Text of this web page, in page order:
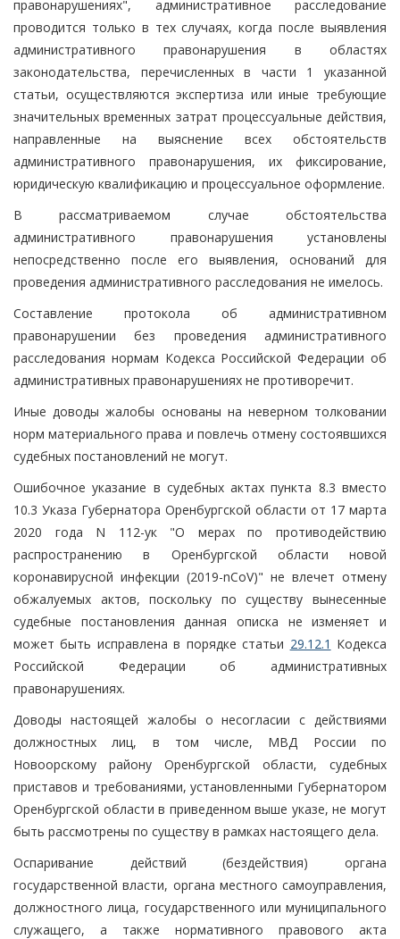
правонарушениях", административное расследование
проводится только в тех случаях, когда после выявления
административного правонарушения в областях
законодательства, перечисленных в части 1 указанной
статьи, осуществляются экспертиза или иные требующие
значительных временных затрат процессуальные действия,
направленные на выяснение всех обстоятельств
административного правонарушения, их фиксирование,
юридическую квалификацию и процессуальное оформление.
В рассматриваемом случае обстоятельства
административного правонарушения установлены
непосредственно после его выявления, оснований для
проведения административного расследования не имелось.
Составление протокола об административном
правонарушении без проведения административного
расследования нормам Кодекса Российской Федерации об
административных правонарушениях не противоречит.
Иные доводы жалобы основаны на неверном толковании
норм материального права и повлечь отмену состоявшихся
судебных постановлений не могут.
Ошибочное указание в судебных актах пункта 8.3 вместо
10.3 Указа Губернатора Оренбургской области от 17 марта
2020 года N 112-ук "О мерах по противодействию
распространению в Оренбургской области новой
коронавирусной инфекции (2019-nCoV)" не влечет отмену
обжалуемых актов, поскольку по существу вынесенные
судебные постановления данная описка не изменяет и
может быть исправлена в порядке статьи 29.12.1 Кодекса
Российской Федерации об административных
правонарушениях.
Доводы настоящей жалобы о несогласии с действиями
должностных лиц, в том числе, МВД России по
Новоорскому району Оренбургской области, судебных
приставов и требованиями, установленными Губернатором
Оренбургской области в приведенном выше указе, не могут
быть рассмотрены по существу в рамках настоящего дела.
Оспаривание действий (бездействия) органа
государственной власти, органа местного самоуправления,
должностного лица, государственного или муниципального
служащего, а также нормативного правового акта